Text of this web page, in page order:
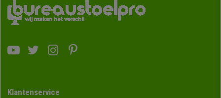
Klantenservice